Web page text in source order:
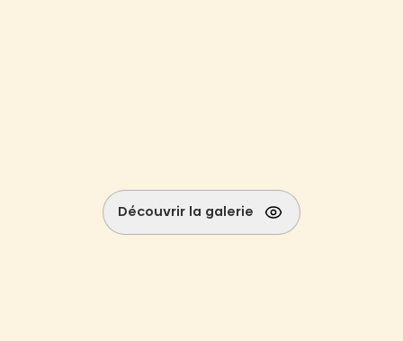
Découvrir la galerie